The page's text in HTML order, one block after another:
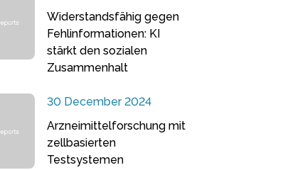
Widerstandsfähig gegen
Fehlinformationen: KI
stärkt den sozialen
Zusammenhalt
30 December 2024
Arzneimittelforschung mit
zellbasierten
Testsystemen